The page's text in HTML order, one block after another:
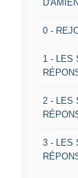
0 -
1 - LES
2 - LES
3 - LES